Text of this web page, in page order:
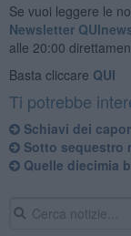
Se vuoi leggere le
Newsletter
alle 20:00
Basta cliccare QUI
Ti potrebbe
Schiavi dei
Sotto sequestro
Quelle diecimia